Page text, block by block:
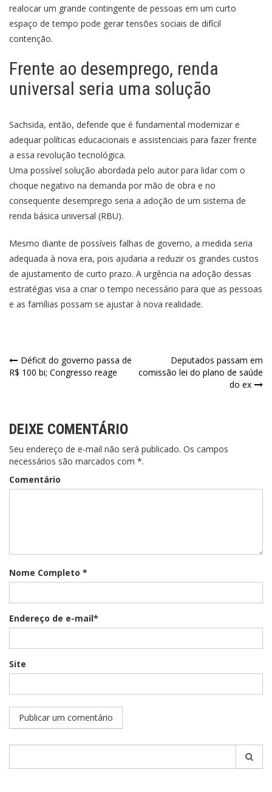
realocar um grande contingente de pessoas em um curto
espaço de tempo pode gerar tensões sociais de difícil
contenção.
Frente ao desemprego, renda
universal seria uma solução
Sachsida, então, defende que é fundamental modernizar e
adequar políticas educacionais e assistenciais para fazer frente
a essa revolução tecnológica.
Uma possível solução abordada pelo autor para lidar com o
choque negativo na demanda por mão de obra e no
consequente desemprego seria a adoção de um sistema de
renda básica universal (RBU).
Mesmo diante de possíveis falhas de governo, a medida seria
adequada à nova era, pois ajudaria a reduzir os grandes custos
de ajustamento de curto prazo. A urgência na adoção dessas
estratégias visa a criar o tempo necessário para que as pessoas
e as famílias possam se ajustar à nova realidade.
Navegação
Déficit do governo passa de
R$ 100 bi; Congresso reage
Deputados passam em
comissão lei do plano de saúde
do ex
DEIXE COMENTÁRIO
Seu endereço de e-mail não será publicado. Os campos
necessários são marcados com *.
Comentário
Nome Completo *
Endereço de e-mail*
Site